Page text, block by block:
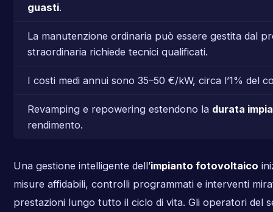
guasti.
La manutenzione ordinaria può essere gestita dal
straordinaria richiede tecnici qualificati.
I costi medi annui sono 35–50 €/kW, circa l’1% del
Revamping e repowering estendono la durata
rendimento.
Una gestione intelligente dell’impianto fotovoltaico
misure affidabili, controlli programmati e interventi
prestazioni lungo tutto il ciclo di vita. Gli operatori del